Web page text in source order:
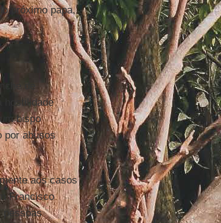
próximo papa,
de
hostilidade
bispo
por abusos
aos casos
Francisco
pessoas